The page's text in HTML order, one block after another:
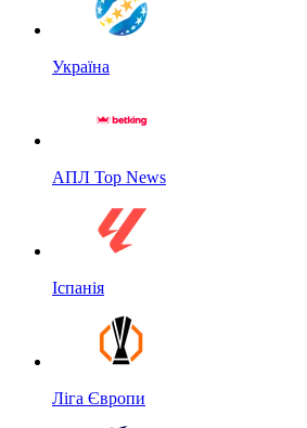
Україна
АПЛ Top News
Іспанія
Ліга Європи